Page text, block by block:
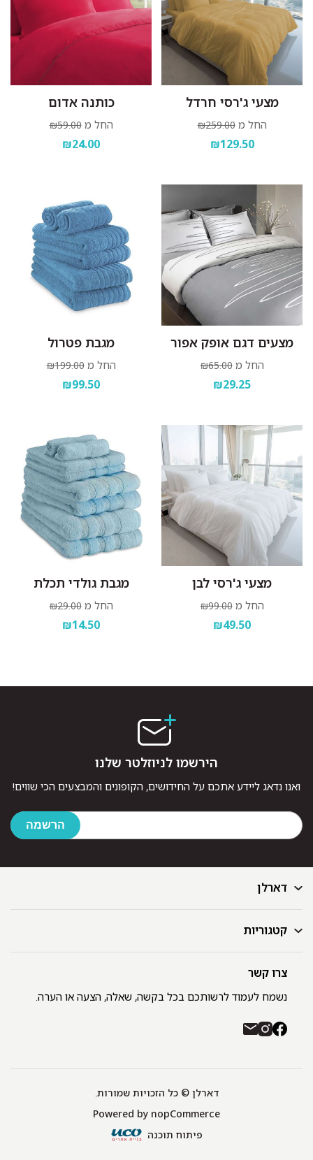
מצעי ג'רסי חרדל
החל מ ₪259.00
₪129.50
כותנה אדום
החל מ ₪59.00
₪24.00
מצעים דגם אופק אפור
החל מ ₪65.00
₪29.25
מגבת פטרול
החל מ ₪199.00
₪99.50
מצעי ג'רסי לבן
החל מ ₪99.00
₪49.50
מגבת גולדי תכלת
החל מ ₪29.00
₪14.50
דארלן
דף הבית
GIFT CARD
רשימת חנויות
משלוחים והחזרות
קטגוריות
מצעים
מגבות
כיסויי מיטה
צרו קשר
נשמח לעמוד לרשותכם בכל בקשה, שאלה, הצעה או הערה.
הירשמו לניוזלטר שלנו
ואנו נדאג ליידע אתכם על החידושים, הקופונים והמבצעים הכי שווים!
דארלן © כל הזכויות שמורות.
Powered by nopCommerce
פיתוח תוכנה